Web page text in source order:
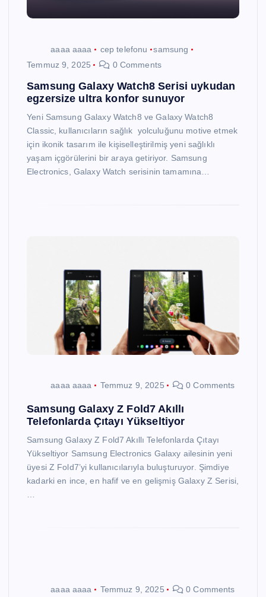
aaaa aaaa cep telefonu
samsung
Temmuz 9, 2025
0 Comments
Samsung Galaxy Watch8 Serisi uykudan
egzersize ultra konfor sunuyor
Yeni Samsung Galaxy Watch8 ve Galaxy Watch8
Classic, kullanıcıların sağlık yolculuğunu motive etmek
için ikonik tasarım ile kişiselleştirilmiş yeni sağlıklı
yaşam içgörülerini bir araya getiriyor. Samsung
Electronics, Galaxy Watch serisinin tamamına…
aaaa aaaa Temmuz 9, 2025 0 Comments
Samsung Galaxy Z Fold7 Akıllı
Telefonlarda Çıtayı Yükseltiyor
Samsung Galaxy Z Fold7 Akıllı Telefonlarda Çıtayı
Yükseltiyor Samsung Electronics Galaxy ailesinin yeni
üyesi Z Fold7’yi kullanıcılarıyla buluşturuyor. Şimdiye
kadarki en ince, en hafif ve en gelişmiş Galaxy Z Serisi,
aaaa aaaa Temmuz 9, 2025 0 Comments